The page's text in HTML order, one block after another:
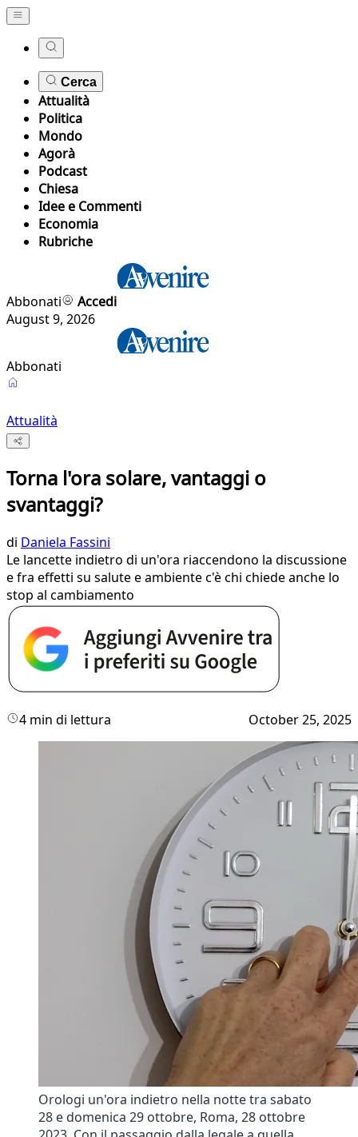
Cerca
Attualità
Politica
Mondo
Agorà
Podcast
Chiesa
Idee e Commenti
Economia
Rubriche
Abbonati
Accedi
August 9, 2026
Abbonati
Attualità
Torna l'ora solare, vantaggi o
svantaggi?
di Daniela Fassini
Le lancette indietro di un'ora riaccendono la discussione
e fra effetti su salute e ambiente c'è chi chiede anche lo
stop al cambiamento
4 min di lettura October 25, 2025
Orologi un'ora indietro nella notte tra sabato
28 e domenica 29 ottobre, Roma, 28 ottobre